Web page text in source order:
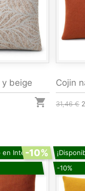
beige

Cojin
31,46 €
en Internet!
-10%
-10%